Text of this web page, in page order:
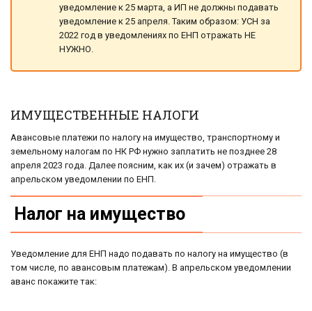
уведомление к 25 марта, а ИП не должны подавать
уведомление к 25 апреля. Таким образом: УСН за
2022 год в уведомлениях по ЕНП отражать НЕ
НУЖНО.
ИМУЩЕСТВЕННЫЕ НАЛОГИ
Авансовые платежи по налогу на имущество, транспортному и
земельному налогам по НК РФ нужно заплатить не позднее 28
апреля 2023 года. Далее поясним, как их (и зачем) отражать в
апрельском уведомлении по ЕНП.
Налог на имущество
Уведомление для ЕНП надо подавать по налогу на имущество (в
том числе, по авансовым платежам). В апрельском уведомлении
аванс покажите так: